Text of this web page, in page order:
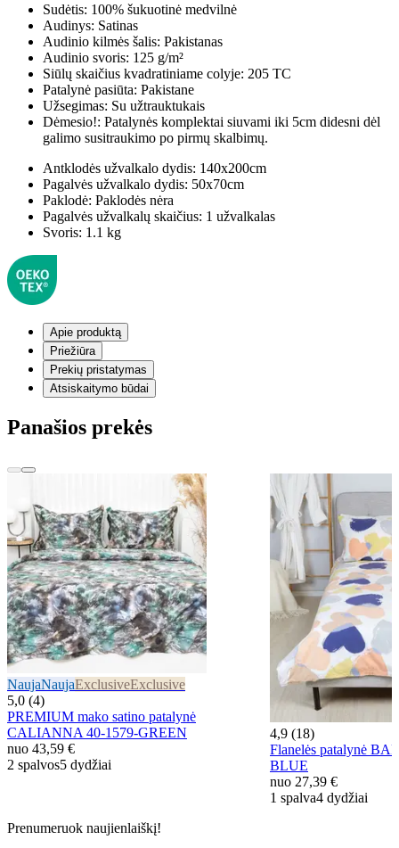
Sudėtis: 100% šukuotinė medvilnė
Audinys: Satinas
Audinio kilmės šalis: Pakistanas
Audinio svoris: 125 g/m²
Siūlų skaičius kvadratiniame colyje: 205 TC
Patalynė pasiūta: Pakistane
Užsegimas: Su užtrauktukais
Dėmesio!: Patalynės komplektai siuvami iki 5cm didesni dėl
galimo susitraukimo po pirmų skalbimų.
Antklodės užvalkalo dydis: 140x200cm
Pagalvės užvalkalo dydis: 50x70cm
Paklodė: Paklodės nėra
Pagalvės užvalkalų skaičius: 1 užvalkalas
Svoris: 1.1 kg
Apie produktą
Priežiūra
Prekių pristatymas
Atsiskaitymo būdai
Panašios prekės
NaujaNaujaExclusiveExclusive
5,0 (4)
PREMIUM mako satino patalynė
CALIANNA 40-1579-GREEN
nuo 43,59 €
2 spalvos5 dydžiai
4,9 (18)
Flanelės patalynė
BLUE
nuo 27,39 €
1 spalva4 dydžiai
Prenumeruok naujienlaiškį!